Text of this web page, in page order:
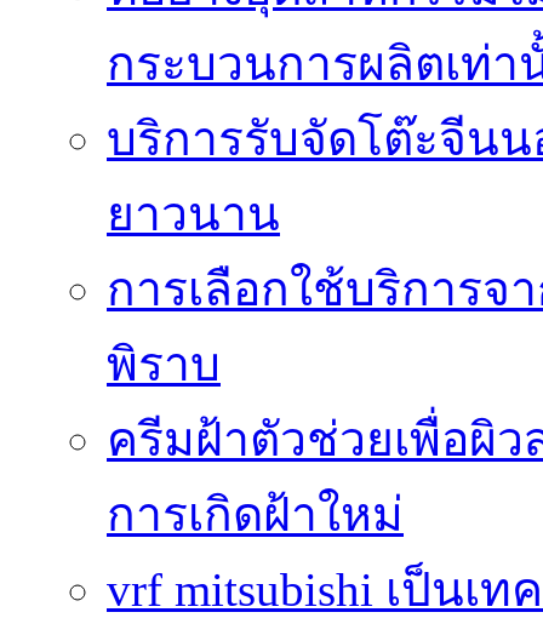
กระบวนการผลิตเท่า
บริการรับจัดโต๊ะจีน
ยาวนาน
การเลือกใช้บริการ
พิราบ
ครีมฝ้าตัวช่วยเพื่อผิ
การเกิดฝ้าใหม่
vrf mitsubishi เป็นเ